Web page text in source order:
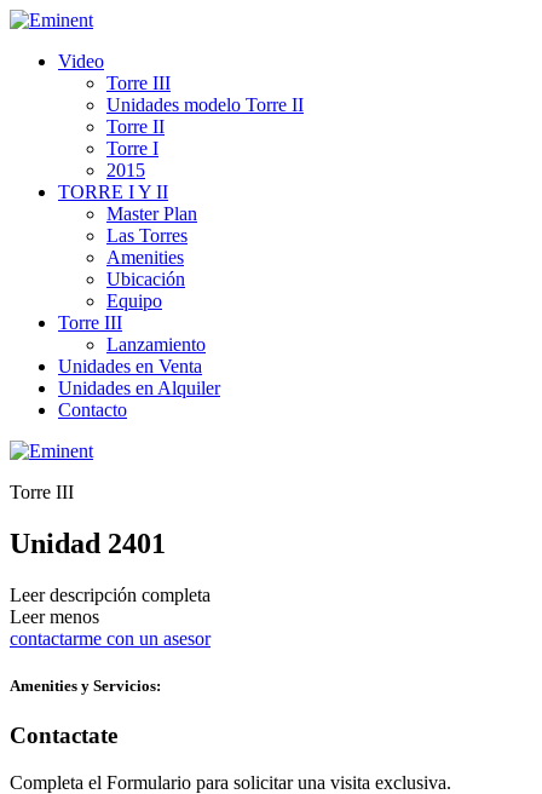
Video
Torre III
Unidades modelo Torre II
Torre II
Torre I
2015
TORRE I Y II
Master Plan
Las Torres
Amenities
Ubicación
Equipo
Torre III
Lanzamiento
Unidades en Venta
Unidades en Alquiler
Contacto
Torre III
Unidad 2401
Leer descripción completa
Leer menos
contactarme con un asesor
Amenities y Servicios:
Contactate
Completa el Formulario para solicitar una visita exclusiva.